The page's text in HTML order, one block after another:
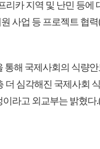
리카 지역 및 난민 등에
사업 등 프로젝트 협
통해 국제사회의 식량
더 심각해진 국제사회
라고 외교부는 밝혔다